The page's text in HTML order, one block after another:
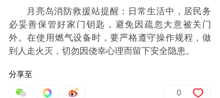
月亮岛消防救援站提醒：日常生活中，居民务
必妥善保管好家门钥匙，避免因疏忽大意被关门
外。在使用燃气设备时，要严格遵守操作规程，做
到人走火灭，切勿因侥幸心理而留下安全隐患。
分享至
0